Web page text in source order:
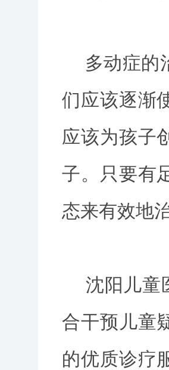
多动症的
们应该逐渐
应该为孩子
子。只要有
态来有效地
沈阳儿童
合干预儿童
的优质诊疗